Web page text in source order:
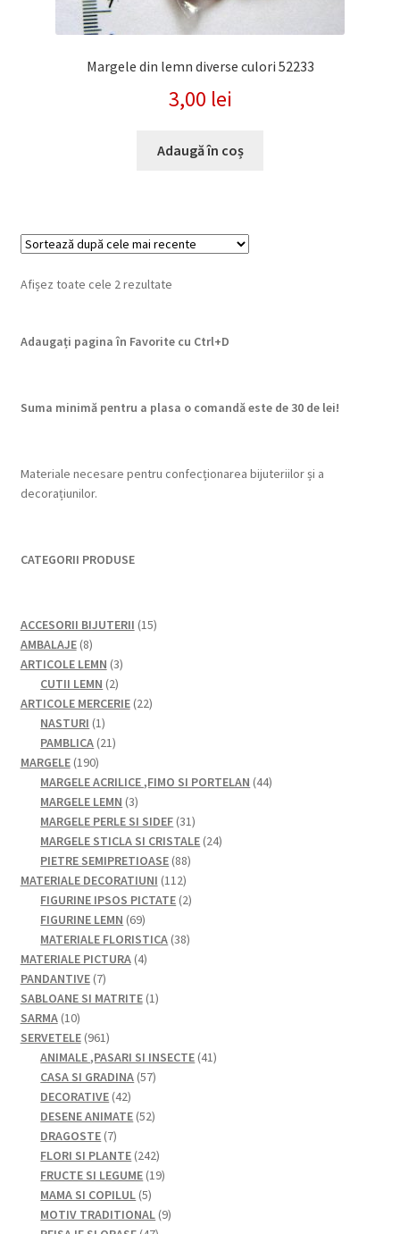
Margele din lemn diverse culori 52233
3,00 lei
Adaugă în coș
Afișez toate cele 2 rezultateSortat
mai
Adaugați pagina în Favorite cu Ctrl+D
Suma minimă pentru a plasa o comandă este de 30 de lei!
Materiale necesare pentru confecționarea bijuteriilor și a
decorațiunilor.
CATEGORII PRODUSE
ACCESORII BIJUTERII 1515
AMBALAJE 88
produse
ARTICOLE LEMN 33
CUTII LEMN 22
produse
ARTICOLE MERCERIE 2222
NASTURI 11
produs
PAMBLICA 2121
produse
MARGELE 190190
de
produse
MARGELE ACRILICE ,FIMO SI PORTELAN 4444
MARGELE LEMN 33
produse
MARGELE PERLE SI SIDEF 3131
de
MARGELE STICLA SI CRISTALE 2424
PIETRE SEMIPRETIOASE 8888
produse
MATERIALE DECORATIUNI 112112
produse
FIGURINE IPSOS PICTATE 22
FIGURINE LEMN 6969
de
produse
MATERIALE FLORISTICA 3838
MATERIALE PICTURA 44
PANDANTIVE 77
produse
SABLOANE SI MATRITE 11
SARMA 1010
produse
SERVETELE 961961
de
produse
ANIMALE ,PASARI SI INSECTE 4141
CASA SI GRADINA 5757
produse
DECORATIVE 4242
de
DESENE ANIMATE 5252
produse
DRAGOSTE 77
produse
FLORI SI PLANTE 242242
de
FRUCTE SI LEGUME 1919
MAMA SI COPILUL 55
produse
MOTIV TRADITIONAL 99